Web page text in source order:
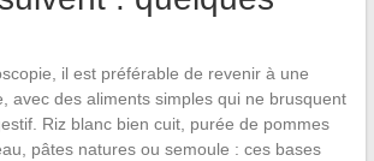
il est préférable de revenir à une
avec des aliments simples qui ne brusquent
Riz blanc bien cuit, purée de pommes
pâtes natures ou semoule : ces bases